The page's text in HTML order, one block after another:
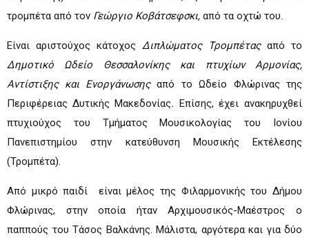
τρομπέτα από τον Γεώργιο Κοβάτσεφσκι, από τα οχτώ του.
Είναι αριστούχος κάτοχος Διπλώματος Τρομπέτας από το
Δημοτικό Ωδείο Θεσσαλονίκης και πτυχίων Αρμονίας,
Αντίστιξης και Ενοργάνωσης από το Ωδείο Φλώρινας της
Περιφέρειας Δυτικής Μακεδονίας. Επίσης, έχει ανακηρυχθεί
πτυχιούχος του Τμήματος Μουσικολογίας του Ιονίου
Πανεπιστημίου στην κατεύθυνση Μουσικής Εκτέλεσης
(Τρομπέτα).
Από μικρό παιδί είναι μέλος της Φιλαρμονικής του Δήμου
Φλώρινας, στην οποία ήταν Αρχιμουσικός-Μαέστρος ο
παππούς του Τάσος Βαλκάνης. Μάλιστα, αργότερα και για δύο